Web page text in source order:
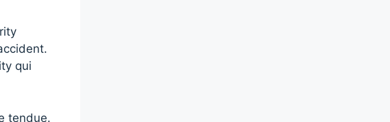
qui
tendue.